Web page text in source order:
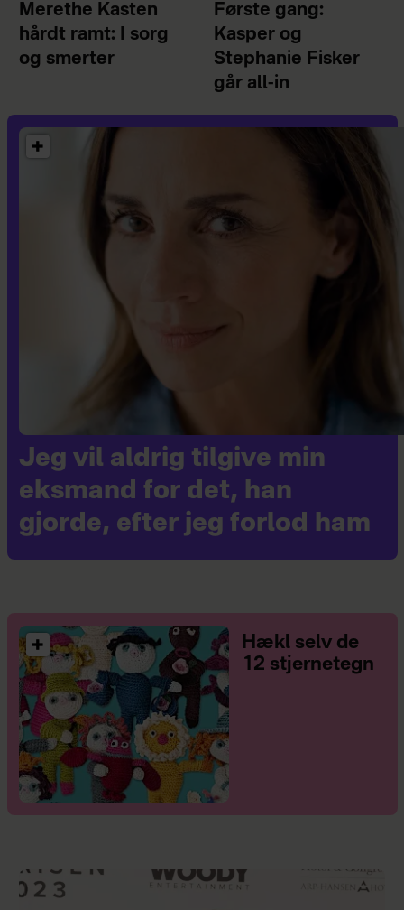
Merethe Kasten
hårdt ramt: I sorg
og smerter
Første gang:
Kasper og
Stephanie Fisker
går all-in
Jeg vil aldrig tilgive min
eksmand for det, han
gjorde, efter jeg forlod ham
Hækl selv de
12 stjernetegn